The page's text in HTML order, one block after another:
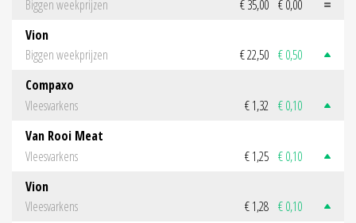
Biggen weekprijzen
€ 35,00 € 0,00
Vion
Biggen weekprijzen
€ 22,50 € 0,50
Compaxo
Vleesvarkens
€ 1,32 € 0,10
Van Rooi Meat
Vleesvarkens
€ 1,25 € 0,10
Vion
Vleesvarkens
€ 1,28 € 0,10